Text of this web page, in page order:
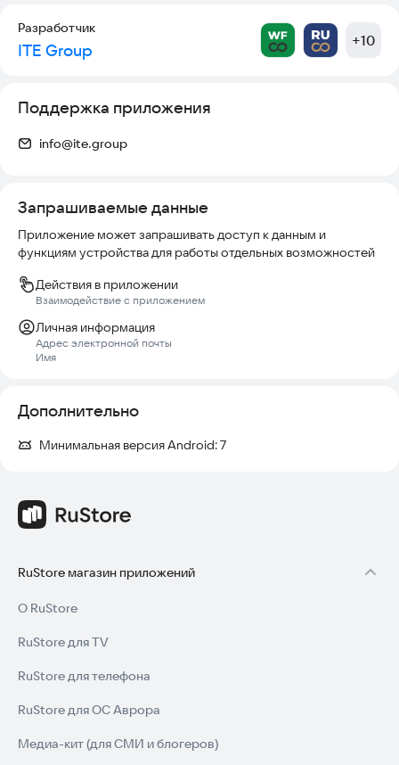
Разработчик
ITE Group +10
Поддержка приложения
info@ite.group
Запрашиваемые данные
Приложение может запрашивать доступ к данным и
функциям устройства для работы отдельных возможностей
Действия в приложении
Взаимодействие с приложением
Личная информация
Адрес электронной почты
Имя
Дополнительно
Минимальная версия Android:7
RuStore магазин приложений
О RuStore
RuStore для TV
RuStore для телефона
RuStore для ОС Аврора
Медиа-кит (для СМИ и блогеров)